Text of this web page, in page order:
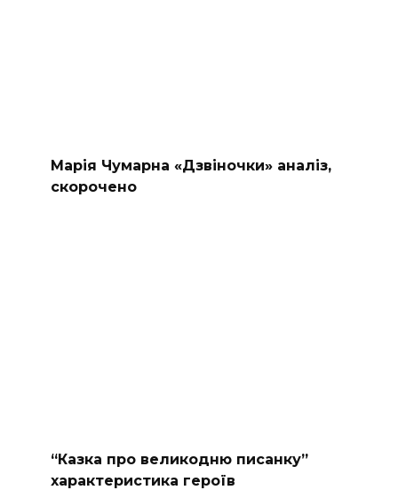
Марія Чумарна «Дзвіночки» аналіз,
скорочено
“Казка про великодню писанку”
характеристика героїв